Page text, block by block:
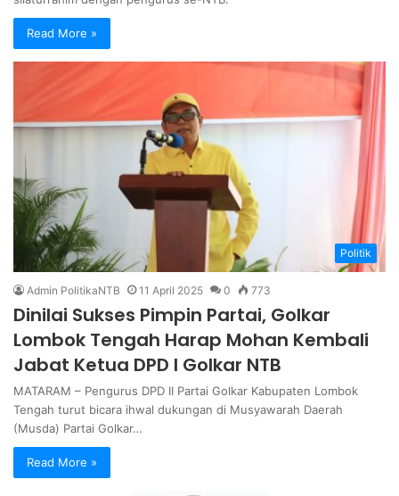
Read More »
Politik
Admin PolitikaNTB 11 April 2025 0 773
Dinilai Sukses Pimpin Partai, Golkar
Lombok Tengah Harap Mohan Kembali
Jabat Ketua DPD I Golkar NTB
MATARAM – Pengurus DPD II Partai Golkar Kabupaten Lombok
Tengah turut bicara ihwal dukungan di Musyawarah Daerah
(Musda) Partai Golkar…
Read More »